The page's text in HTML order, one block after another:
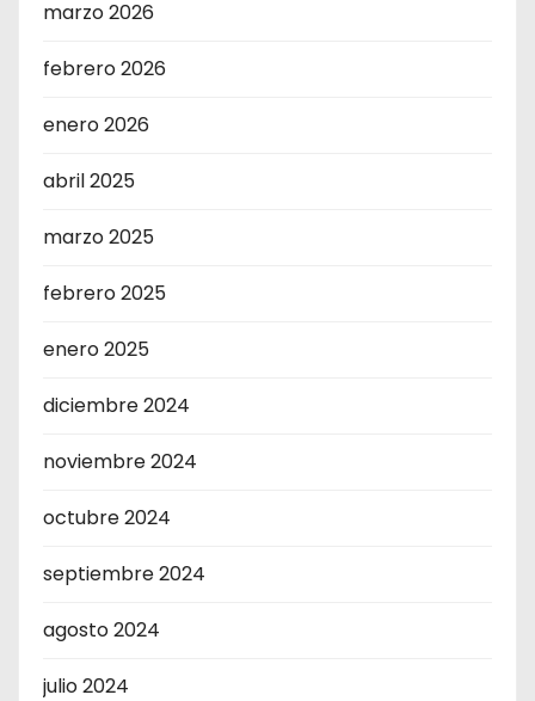
marzo 2026
febrero 2026
enero 2026
abril 2025
marzo 2025
febrero 2025
enero 2025
diciembre 2024
noviembre 2024
octubre 2024
septiembre 2024
agosto 2024
julio 2024